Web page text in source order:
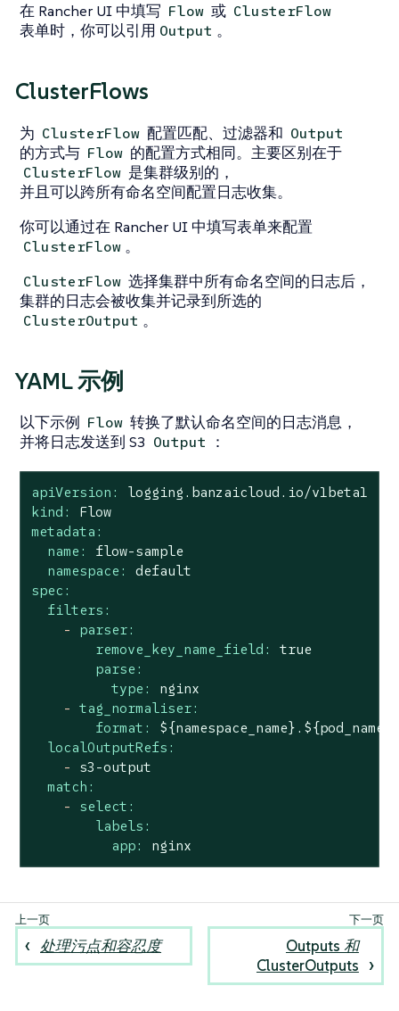
在 Rancher UI 中填写 Flow 或 ClusterFlow
表单时，你可以引用 Output 。
ClusterFlows
为 ClusterFlow 配置匹配、过滤器和 Output
的方式与 Flow 的配置方式相同。主要区别在于
ClusterFlow 是集群级别的，
并且可以跨所有命名空间配置日志收集。
你可以通过在 Rancher UI 中填写表单来配置
ClusterFlow 。
ClusterFlow 选择集群中所有命名空间的日志后，
集群的日志会被收集并记录到所选的
ClusterOutput 。
YAML 示例
以下示例 Flow 转换了默认命名空间的日志消息，
并将日志发送到 S3 Output ：
apiVersion:
logging.banzaicloud.io/v1beta1
kind:
Flow
metadata:
name:
flow-sample
namespace:
default
spec:
filters:
-
parser:
remove_key_name_field:
true
parse:
type:
nginx
- tag_normaliser:
format:
localOutputRefs:
-
s3-output
match:
-
select:
labels:
app:
nginx
处理污点和容忍度
Outputs 和
ClusterOutputs